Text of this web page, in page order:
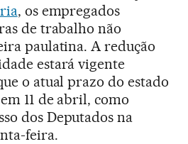
, os empregados
de trabalho não
paulatina. A redução
estará vigente
o atual prazo do estado
11 de abril, como
dos Deputados na
feira.